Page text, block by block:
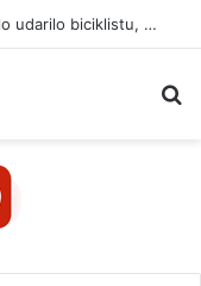
Teška nesreća u Ilijašu: Teretno vozilo udarilo biciklistu, 75-godišnjak zadržan u bolnici